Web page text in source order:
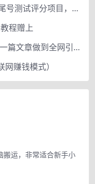
《188个赚钱项目-180》手机尾号测试评分项目，短视频直播日赚200+
程赠上
网创公众号个人ip项目，仅用一篇文章做到全网引流！
赚钱模式）
搬运，非常适合新手小